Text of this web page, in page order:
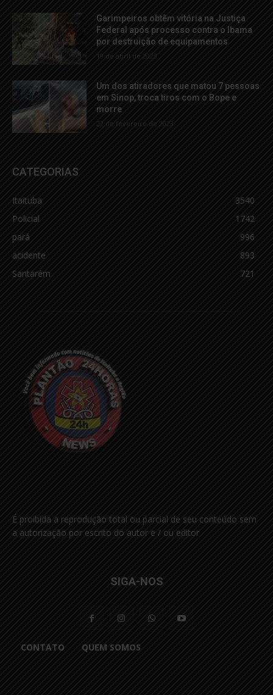
Garimpeiros obtêm vitória na Justiça
Federal após processo contra o Ibama
por destruição de equipamentos
19 de abril de 2023
Um dos atiradores que matou 7 pessoas
em Sinop, troca tiros com o Bope e
morre
22 de fevereiro de 2023
CATEGORIAS
Itaituba
3540
Policial
1742
pará
996
acidente
893
Santarém
721
É proibida a reprodução total ou parcial de seu conteúdo sem
a autorização por escrito do autor e / ou editor
SIGA-NOS
CONTATO QUEM SOMOS